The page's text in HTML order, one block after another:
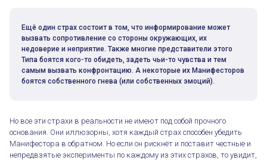
Ещё один страх состоит в том, что информирование может
вызвать сопротивление со стороны окружающих, их
недоверие и неприятие. Также многие представители этого
Типа боятся кого-то обидеть, задеть чьи-то чувства и тем
самым вызвать конфронтацию. А некоторые их Манифесторов
боятся собственного гнева (или собственных эмоций).
Но все эти страхи в реальности не имеют под собой прочного
основания. Они иллюзорны, хотя каждый страх способен убедить
Манифестора в обратном. Но если он рискнёт и поставит честные и
непредвзятые эксперименты по каждому из этих страхов, то увидит,